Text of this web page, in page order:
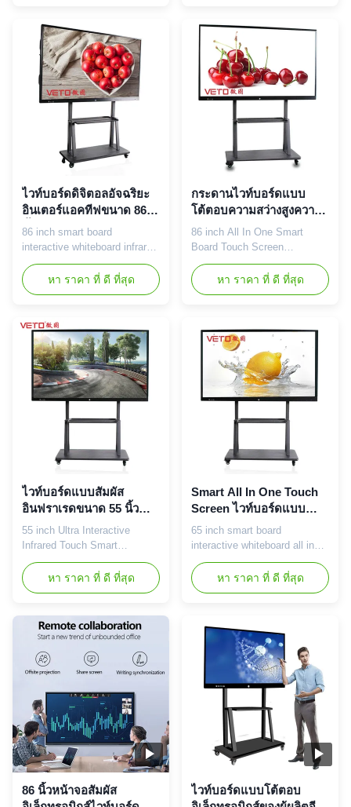
test (meets the requirements
of the applicable FCC
directives) ★ Pass RoHS test
(meets the requirements of
the applicable RoHS ...
inch LCD touch panel Overall
size 1737*1065*117mm Show
ratio 16:9 Backlight LED
backlight Resolution
1920*1080(3840*2160)optional
Color 16.7M (8bit) ...
ไวท์บอร์ดดิจิตอลอัจฉริยะ
อินเตอร์แอคทีฟขนาด 86
นิ้ว, กระดานหน้าจอสัมผัส
สำหรับโรงเรียน
86 inch smart board
interactive whiteboard infrared
interactive whiteboard for
school Integrated Design: 1.
Bring together LCD, infrared
whiteboard and computer
system(optional),Amplifier
audio, projection, TV and
other functions, to achieve
high-definition interactive ...
หา ราคา ที่ ดี ที่สุด
กระดานไวท์บอร์ดแบบ
โต้ตอบความสว่างสูงความ
ละเอียด 3840 * 2160 UHD
86 inch All In One Smart
Board Touch Screen
Interactive Whiteboard TV 86
inch LCD interactive
whiteboard basic
RAM; (8GB/16GB option)
Memory 120GB SSD;(240GB
SSD/1TB HDD option)
Windows OS Windows 7/10
without license( license
หา ราคา ที่ ดี ที่สุด
ไวท์บอร์ดแบบสัมผัส
อินฟราเรดขนาด 55 นิ้ว
ระบบควบคุมการ
เคลื่อนไหวด้วยท่าทางที่
55 inch Ultra Interactive
Infrared Touch Smart
Interactive Whiteboard
Gesture Control Integrated
Design ★ Bring together LCD,
interactive whiteboard and
computer system(optional),
Amplifier audio, projection, TV
and other functions, to
interactive ...
หา ราคา ที่ ดี ที่สุด
Smart All In One Touch
Screen ไวท์บอร์ดแบบ
โต้ตอบระบบ Android 65
นิ้ว
65 inch smart board
interactive whiteboard all in
one computer 65 inch LCD
interactive whiteboard
specification: Panel type 65
ratio 16:9 Backlight LED
backlight Resolution
1920*1080(3840*2160)optional
Color 16.7M (8bit) Brightness
หา ราคา ที่ ดี ที่สุด
86 นิ้วหน้าจอสัมผัส
ไวท์บอร์ดแบบโต้ตอบ